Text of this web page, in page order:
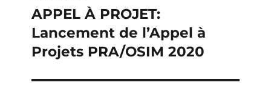
de
l’article
Publication
précédente :
APPEL À PROJET:
Lancement de l’Appel à
Projets PRA/OSIM 2020